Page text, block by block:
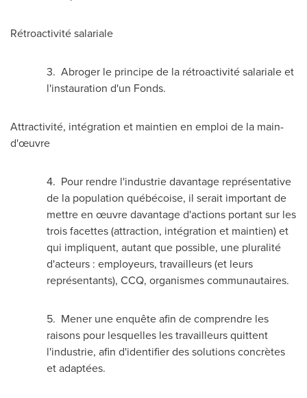
Rétroactivité salariale
3. Abroger le principe de la rétroactivité salariale et
l'instauration d'un Fonds.
Attractivité, intégration et maintien en emploi de la main-
d'œuvre
4. Pour rendre l'industrie davantage représentative
de la population québécoise, il serait important de
mettre en œuvre davantage d'actions portant sur les
trois facettes (attraction, intégration et maintien) et
qui impliquent, autant que possible, une pluralité
d'acteurs : employeurs, travailleurs (et leurs
représentants), CCQ, organismes communautaires.
5. Mener une enquête afin de comprendre les
raisons pour lesquelles les travailleurs quittent
l'industrie, afin d'identifier des solutions concrètes
et adaptées.